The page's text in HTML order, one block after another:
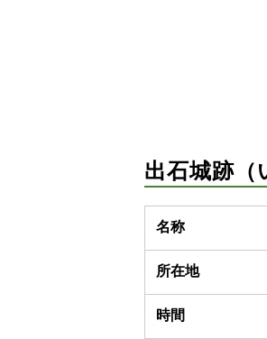
出石城跡
名称
所在地
時間